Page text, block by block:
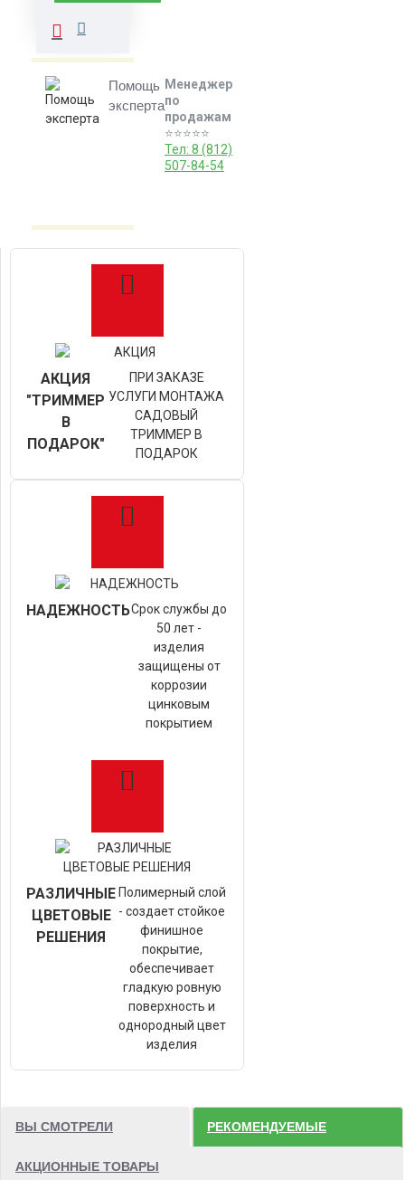
Помощь
эксперта
Менеджер
по
продажам
⭐️⭐️⭐️⭐️⭐️
Тел: 8 (812)
507-84-54
АКЦИЯ
"ТРИММЕР
В
ПОДАРОК"
ПРИ ЗАКАЗЕ
УСЛУГИ МОНТАЖА
САДОВЫЙ
ТРИММЕР В
ПОДАРОК
НАДЕЖНОСТЬСрок службы до
50 лет -
изделия
защищены от
коррозии
цинковым
покрытием
РАЗЛИЧНЫЕ
ЦВЕТОВЫЕ
РЕШЕНИЯ
Полимерный слой
- создает стойкое
финишное
покрытие,
обеспечивает
гладкую ровную
поверхность и
однородный цвет
изделия
ВЫ СМОТРЕЛИ РЕКОМЕНДУЕМЫЕ
АКЦИОННЫЕ ТОВАРЫ